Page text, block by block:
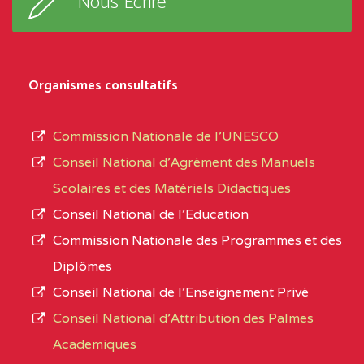
NORD
MERI
EXTREME-
NORD
CETIC DE LOULOU
0CN1TEFD101094115
EXTREME-
NORD
0EI1TEFD100495110
type
L’offre
d’éducation
de
Organismes consultatifs
Commission Nationale de l’UNESCO
Conseil National d’Agrément des Manuels
Scolaires et des Matériels Didactiques
Conseil National de l’Education
Commission Nationale des Programmes et des
Diplômes
Conseil National de l’Enseignement Privé
Conseil National d'Attribution des Palmes
Academiques